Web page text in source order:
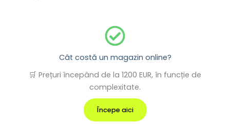
Cât costă un magazin online?
🛒 Prețuri începând de la 1200 EUR, în funcție de
complexitate.
Începe aici